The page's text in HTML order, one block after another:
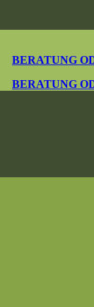
BERATUNG
BERATUNG